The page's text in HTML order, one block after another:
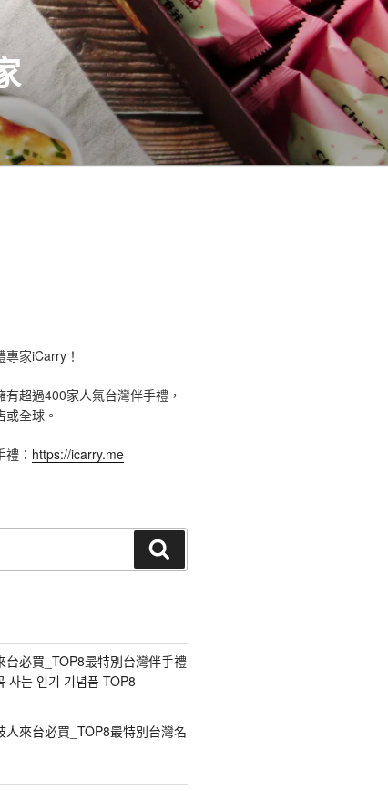
家iCarry！
超過400家人氣台灣伴手禮，
全球。
： https://icarry.me
尋
台必買_TOP8最特別台灣伴手禮
사는 인기 기념품 TOP8
人來台必買_TOP8最特別台灣名